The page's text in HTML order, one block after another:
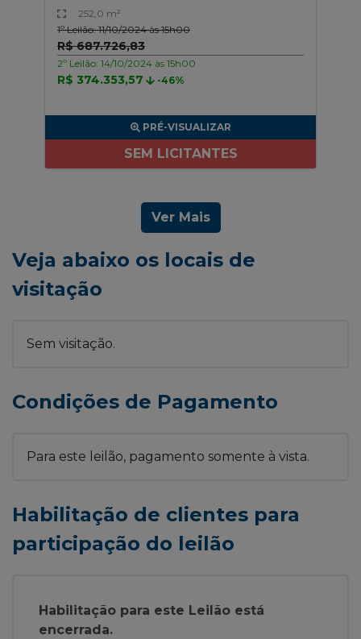
252,0 m²
1º Leilão: 11/10/2024 às 15h00
R$ 687.726,83
2º Leilão: 14/10/2024 às 15h00
R$ 374.353,57 -46%
PRÉ-VISUALIZAR
SEM LICITANTES
Ver Mais
Veja abaixo os locais de
visitação
Sem visitação.
Condições de Pagamento
Para este leilão, pagamento somente à vista.
Habilitação de clientes para
participação do leilão
Habilitação para este Leilão está
encerrada.